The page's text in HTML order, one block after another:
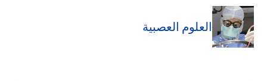
العلوم العصبية